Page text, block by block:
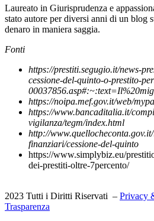
Laureato in Giurisprudenza e
stato autore per diversi anni di un blog
denaro in maniera saggia.
Fonti
https://prestiti.segugio.it/news-
cessione-del-quinto-o-prestito-
https://noipa.mef.gov.it/web/
https://www.bancaditalia.it/
vigilanza/tegm/index.html
http://
finanziari/cessione-del-quinto
https://www.simplybiz.eu/
dei-prestiti-oltre-7percento/
2023 Tutti i Diritti Riservati – Privacy
Trasparenza